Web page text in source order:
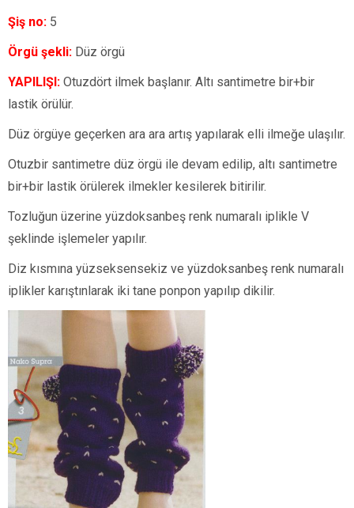
Şiş no: 5
Örgü şekli: Düz örgü
YAPILIŞI: Otuzdört ilmek başlanır. Altı santimetre bir+bir
lastik örülür.
Düz örgüye geçerken ara ara artış yapılarak elli ilmeğe ulaşılır.
Otuzbir santimetre düz örgü ile devam edilip, altı santimetre
bir+bir lastik örülerek ilmekler kesilerek bitirilir.
Tozluğun üzerine yüzdoksanbeş renk numaralı iplikle V
şeklinde işlemeler yapılır.
Diz kısmına yüzseksensekiz ve yüzdoksanbeş renk numaralı
iplikler karıştınlarak iki tane ponpon yapılıp dikilir.